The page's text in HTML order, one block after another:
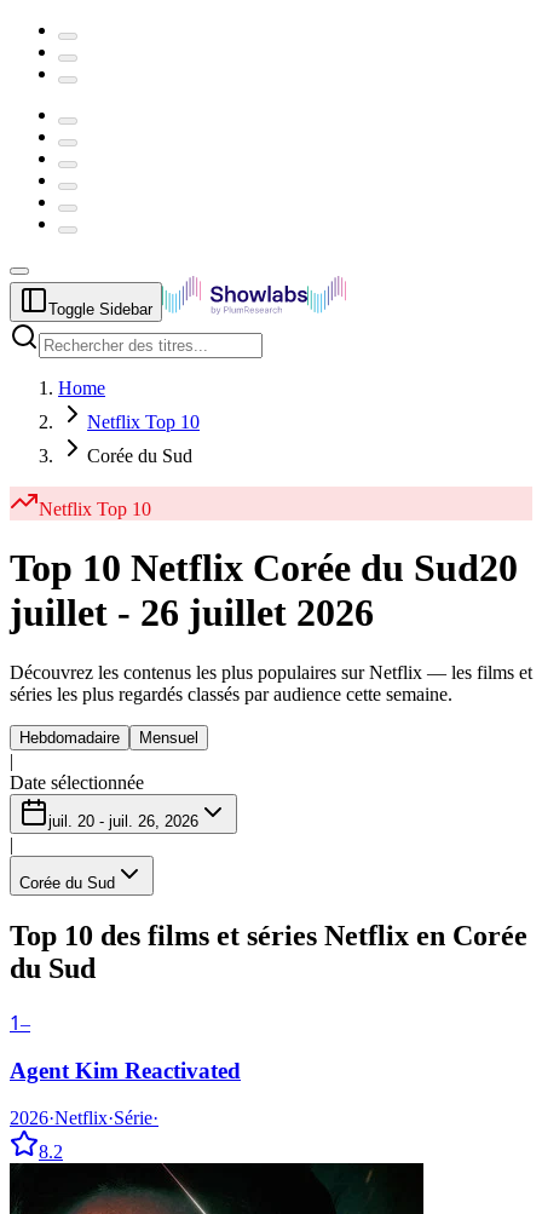
Toggle Sidebar
Home
Netflix Top 10
Corée du Sud
Netflix Top 10
Top 10 Netflix Corée du Sud20
juillet - 26 juillet 2026
Découvrez les contenus les plus populaires sur Netflix — les films et
séries les plus regardés classés par audience cette semaine.
Hebdomadaire Mensuel
|
Date sélectionnée
juil. 20 - juil. 26, 2026
|
Corée du Sud
Top 10 des films et séries Netflix en Corée
du Sud
1–
Agent Kim Reactivated
2026·Netflix·Série·
8.2